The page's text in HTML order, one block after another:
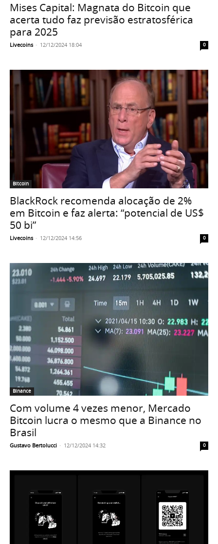
Mises Capital: Magnata do Bitcoin que
acerta tudo faz previsão estratosférica
para 2025
Livecoins - 12/12/2024 18:04 0
Bitcoin
BlackRock recomenda alocação de 2%
em Bitcoin e faz alerta: “potencial de US$
50 bi”
Livecoins - 12/12/2024 14:56 0
Binance
Com volume 4 vezes menor, Mercado
Bitcoin lucra o mesmo que a Binance no
Brasil
Gustavo Bertolucci - 12/12/2024 14:32 0